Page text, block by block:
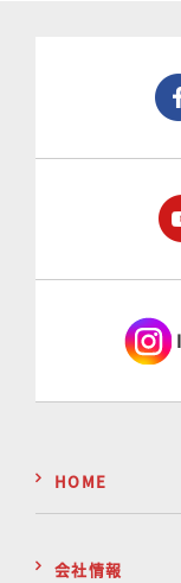
HOME
会社情報